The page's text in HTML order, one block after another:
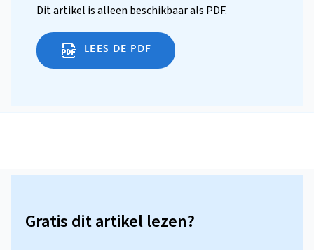
Dit artikel is alleen beschikbaar als PDF.
LEES DE PDF
Gratis dit artikel lezen?